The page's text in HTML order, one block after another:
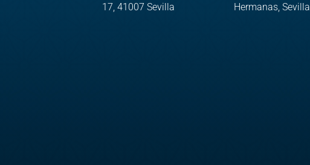
17, 41007 Sevilla
Hermanas, Sevilla